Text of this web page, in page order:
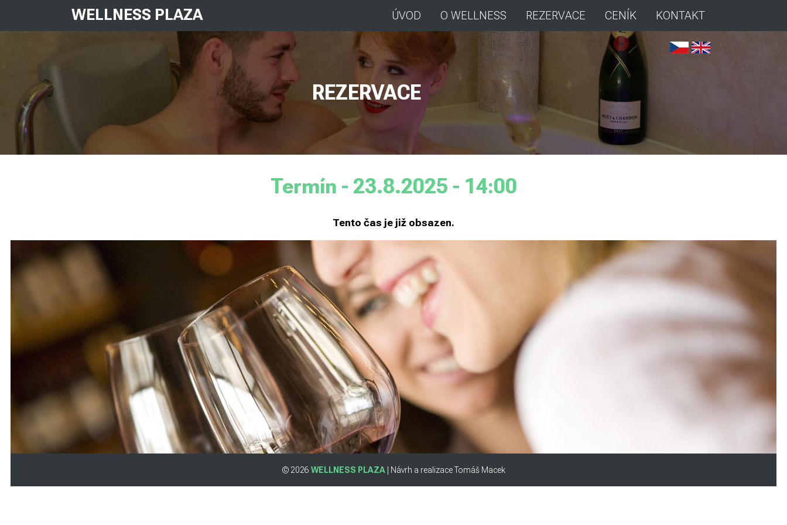
WELLNESS PLAZA ÚVOD O WELLNESS REZERVACE CENÍK KONTAKT
REZERVACE
Termín - 23.8.2025 - 14:00
Tento čas je již obsazen.
© 2026 WELLNESS PLAZA| Návrh a realizace Tomáš Macek